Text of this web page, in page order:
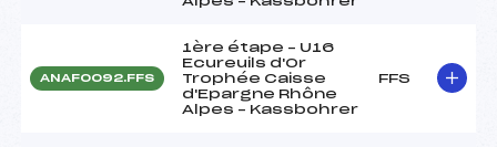
ANAF0092.FFS
1ère étape – U16
Ecureuils d'Or
Trophée Caisse
d'Epargne Rhône
Alpes – Kassbohrer
FFS